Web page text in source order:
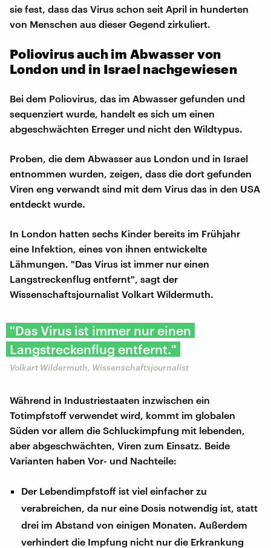
sie fest, dass das Virus schon seit April in hunderten
von Menschen aus dieser Gegend zirkuliert.
Poliovirus auch im Abwasser von
London und in Israel nachgewiesen
Bei dem Poliovirus, das im Abwasser gefunden und
sequenziert wurde, handelt es sich um einen
abgeschwächten Erreger und nicht den Wildtypus.
Proben, die dem Abwasser aus London und in Israel
entnommen wurden, zeigen, dass die dort gefunden
Viren eng verwandt sind mit dem Virus das in den USA
entdeckt wurde.
In London hatten sechs Kinder bereits im Frühjahr
eine Infektion, eines von ihnen entwickelte
Lähmungen. "Das Virus ist immer nur einen
Langstreckenflug entfernt", sagt der
Wissenschaftsjournalist Volkart Wildermuth.
"Das Virus ist immer nur einen
Langstreckenflug entfernt."
Volkart Wildermuth, Wissenschaftsjournalist
Während in Industriestaaten inzwischen ein
Totimpfstoff verwendet wird, kommt im globalen
Süden vor allem die Schluckimpfung mit lebenden,
aber abgeschwächten, Viren zum Einsatz. Beide
Varianten haben Vor- und Nachteile:
Der Lebendimpfstoff ist viel einfacher zu
verabreichen, da nur eine Dosis notwendig ist, statt
drei im Abstand von einigen Monaten. Außerdem
verhindert die Impfung nicht nur die Erkrankung